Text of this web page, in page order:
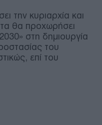
την κυριαρχία και
θα προχωρήσει
στη δημιουργία
του
επί του